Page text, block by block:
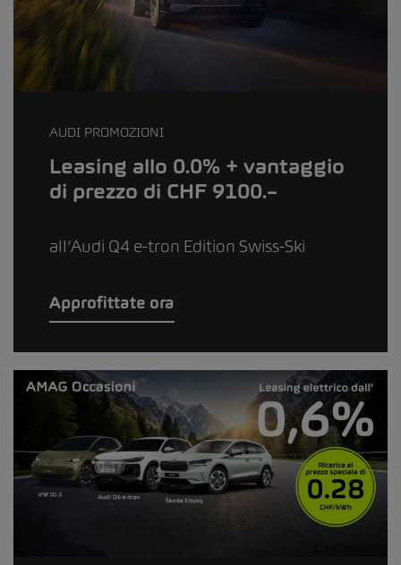
AUDI PROMOZIONI
Leasing allo 0.0% + vantaggio
di prezzo di CHF 9100.–
all’Audi Q4 e-tron Edition Swiss-Ski
Approfittate ora